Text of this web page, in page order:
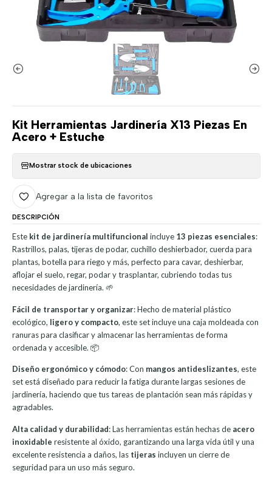
Kit Herramientas Jardinería X13 Piezas En
Acero + Estuche
Mostrar stock de ubicaciones
Agregar a la lista de favoritos
DESCRIPCIÓN
Este kit de jardinería multifuncional incluye 13 piezas esenciales:
Rastrillos, palas, tijeras de podar, cuchillo deshierbador, cuerda para
plantas, botella para riego y más, perfecto para cavar, deshierbar,
aflojar el suelo, regar, podar y trasplantar, cubriendo todas tus
necesidades de jardinería. 🌱
Fácil de transportar y organizar: Hecho de material plástico
ecológico, ligero y compacto, este set incluye una caja moldeada con
ranuras para clasificar y almacenar las herramientas de forma
ordenada y accesible. 📦
Diseño ergonómico y cómodo: Con mangos antideslizantes, este
set está diseñado para reducir la fatiga durante largas sesiones de
jardinería, haciendo que tus tareas de plantación sean más rápidas y
agradables.
Alta calidad y durabilidad: Las herramientas están hechas de acero
inoxidable resistente al óxido, garantizando una larga vida útil y una
excelente resistencia a daños, las tijeras incluyen un cierre de
seguridad para un uso más seguro.